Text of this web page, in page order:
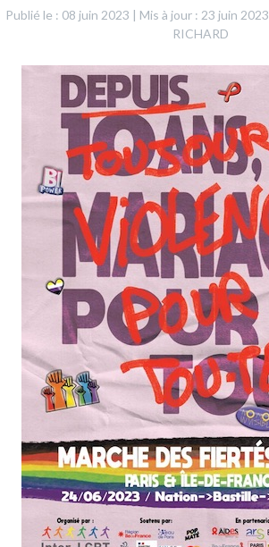
Publié le : 08 juin 2023 | Mis à jour : 23 juin 2023
RICHARD